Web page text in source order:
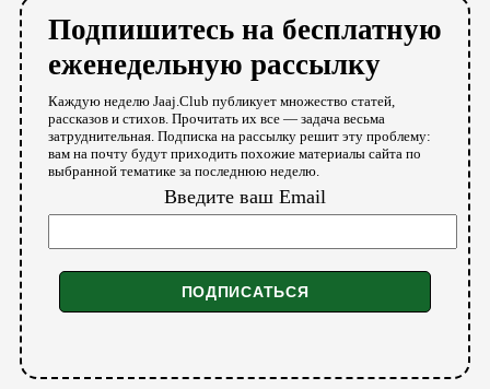
Подпишитесь на бесплатную
еженедельную рассылку
Каждую неделю Jaaj.Club публикует множество статей,
рассказов и стихов. Прочитать их все — задача весьма
затруднительная. Подписка на рассылку решит эту проблему:
вам на почту будут приходить похожие материалы сайта по
выбранной тематике за последнюю неделю.
Введите ваш Email